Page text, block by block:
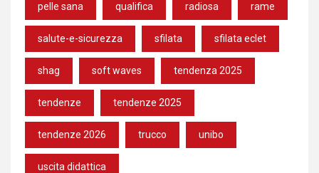
pelle sana qualifica radiosa rame
salute-e-sicurezza sfilata sfilata eclet
shag soft waves tendenza 2025
tendenze tendenze 2025
tendenze 2026 trucco unibo
uscita didattica